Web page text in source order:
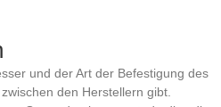
und der Art der Befestigung des
den Herstellern gibt.